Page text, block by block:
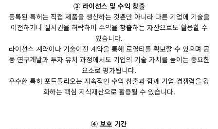
③ 라이선스 및 수익 창출
등록된 특허는 직접 제품을 생산하는 것뿐만 아니라 다른 기업에 기술을
이전하거나 실시권을 허락하여 수익을 창출하는 자산으로도 활용할 수
있습니다.
라이선스 계약이나 기술이전 계약을 통해 로열티를 확보할 수 있으며 공
동 연구개발과 투자 유치 과정에서도 기업의 기술 가치를 높이는 중요한
요소로 평가됩니다.
우수한 특허 포트폴리오는 지속적인 수익 창출과 함께 기업 경쟁력을 강
화하는 핵심 지식재산으로 활용될 수 있습니다.
④ 보호 기간